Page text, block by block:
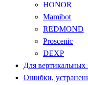
HONOR
Mamibot
REDMOND
Proscenic
DEXP
Для вертикальных
Ошибки,